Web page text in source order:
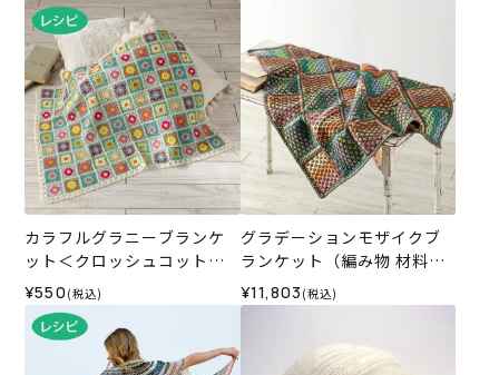
カラフルグラニーブランケ
ット＜クロッシュコットン
＞（レシピ）
¥550 (税込)
グラデーションモザイクブ
ランケット（編み物 材料セ
ット）
¥11,803 (税込)